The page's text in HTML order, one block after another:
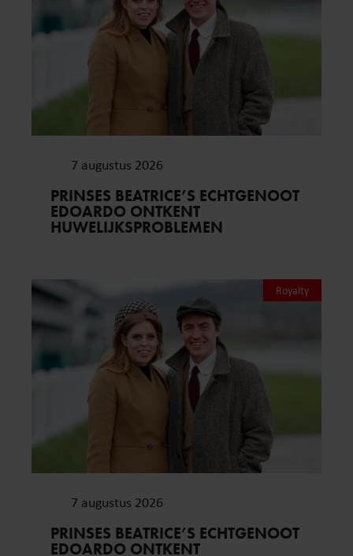
7 augustus 2026
PRINSES BEATRICE’S ECHTGENOOT
EDOARDO ONTKENT
HUWELIJKSPROBLEMEN
Royalty
7 augustus 2026
PRINSES BEATRICE’S ECHTGENOOT
EDOARDO ONTKENT